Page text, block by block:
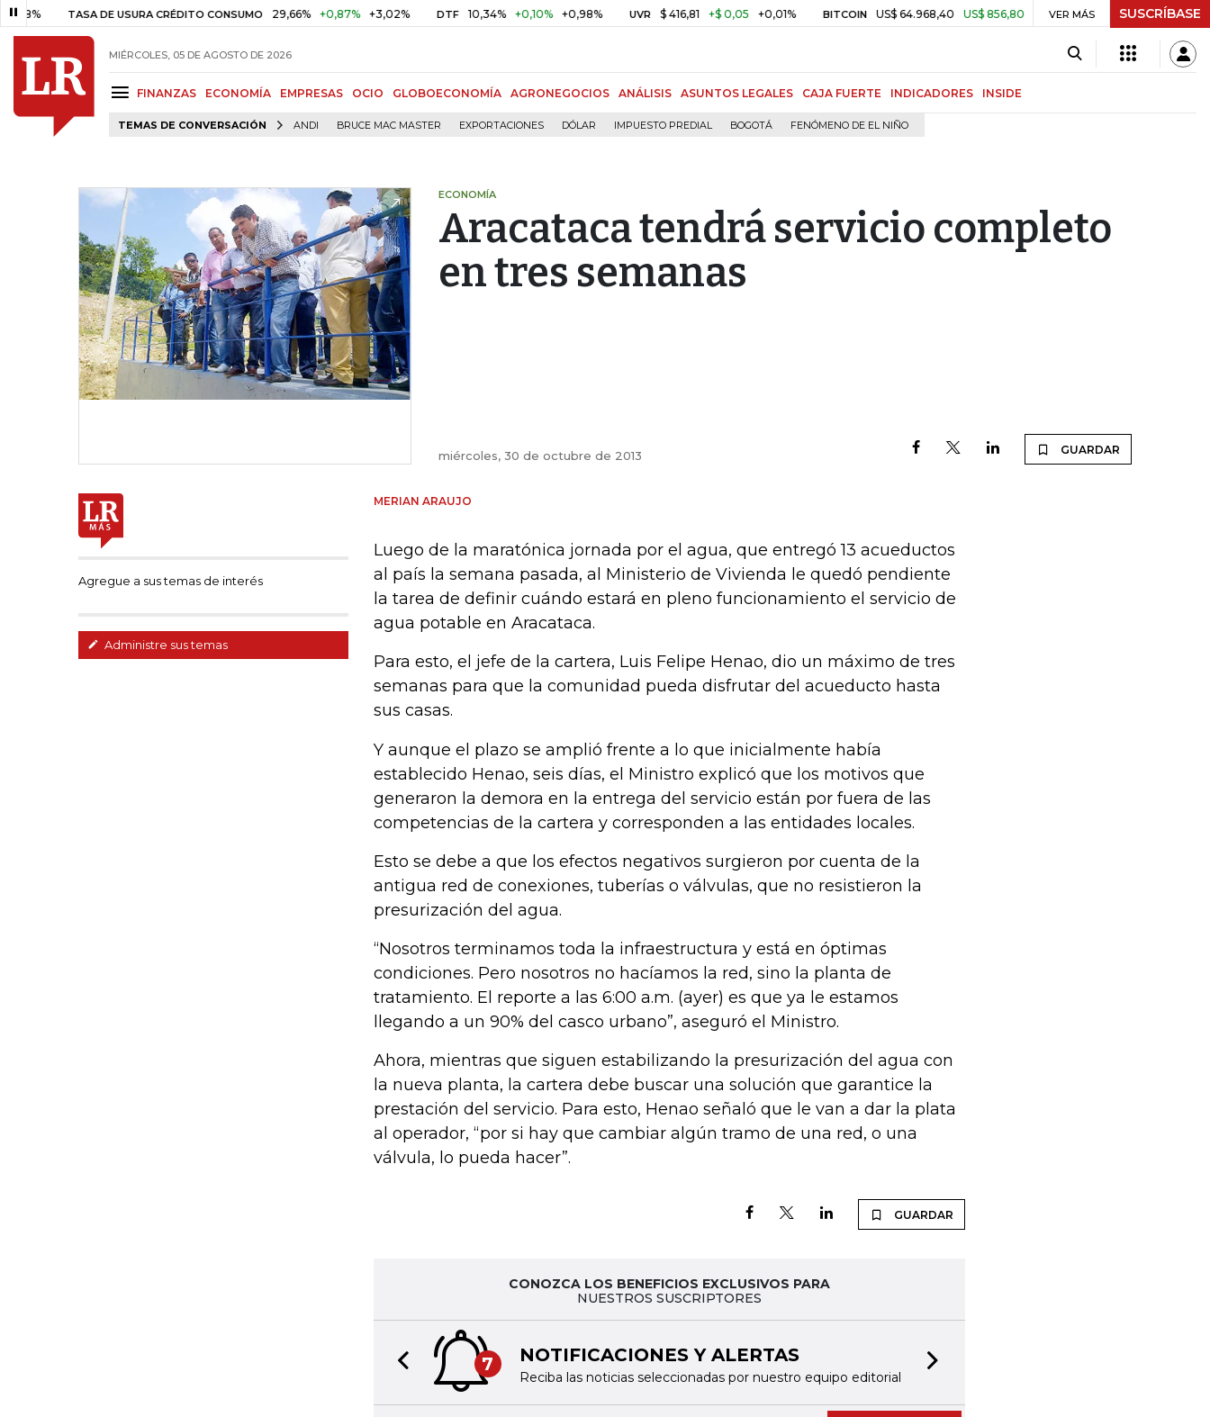
TASA DE USURA CRÉDITO CONSUMO 29,66% +0,87% +3,02% DTF 10,34% +0,10% +0,98% UVR $ 416,81 +$ 0,05 +0,01% BITCOIN US$ 64.968,40 US$ 856,80 +1,34% TRM $ 3.204,51 -$ 25,93
VER MÁS SUSCRÍBASE
MIÉRCOLES, 05 DE AGOSTO DE 2026
FINANZAS ECONOMÍA EMPRESAS OCIO GLOBOECONOMÍA AGRONEGOCIOS ANÁLISIS ASUNTOS LEGALES CAJA FUERTE INDICADORES INSIDE
TEMAS DE CONVERSACIÓN ANDI BRUCE MAC MASTER EXPORTACIONES DÓLAR IMPUESTO PREDIAL BOGOTÁ FENÓMENO DE EL NIÑO
ECONOMÍA
Aracataca tendrá servicio completo
en tres semanas
miércoles, 30 de octubre de 2013 GUARDAR
Agregue a sus temas de interés
Administre sus temas
MERIAN ARAUJO
Luego de la maratónica jornada por el agua, que entregó 13 acueductos
al país la semana pasada, al Ministerio de Vivienda le quedó pendiente
la tarea de definir cuándo estará en pleno funcionamiento el servicio de
agua potable en Aracataca.
Para esto, el jefe de la cartera, Luis Felipe Henao, dio un máximo de tres
semanas para que la comunidad pueda disfrutar del acueducto hasta
sus casas.
Y aunque el plazo se amplió frente a lo que inicialmente había
establecido Henao, seis días, el Ministro explicó que los motivos que
generaron la demora en la entrega del servicio están por fuera de las
competencias de la cartera y corresponden a las entidades locales.
Esto se debe a que los efectos negativos surgieron por cuenta de la
antigua red de conexiones, tuberías o válvulas, que no resistieron la
presurización del agua.
“Nosotros terminamos toda la infraestructura y está en óptimas
condiciones. Pero nosotros no hacíamos la red, sino la planta de
tratamiento. El reporte a las 6:00 a.m. (ayer) es que ya le estamos
llegando a un 90% del casco urbano”, aseguró el Ministro.
Ahora, mientras que siguen estabilizando la presurización del agua con
la nueva planta, la cartera debe buscar una solución que garantice la
prestación del servicio. Para esto, Henao señaló que le van a dar la plata
al operador, “por si hay que cambiar algún tramo de una red, o una
válvula, lo pueda hacer”.
GUARDAR
CONOZCA LOS BENEFICIOS EXCLUSIVOS PARA
NUESTROS SUSCRIPTORES
7 NOTIFICACIONES Y ALERTAS
Reciba las noticias seleccionadas por nuestro equipo editorial
Previous slide